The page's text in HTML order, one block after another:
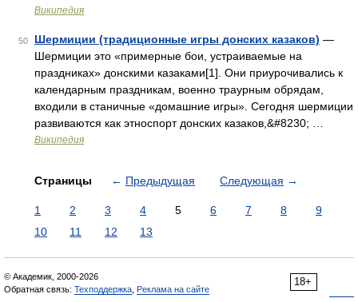
Википедия
50 Шермиции (традиционные игры донских казаков) —
Шермиции это «примерные бои, устраиваемые на
праздниках» донскими казаками[1]. Они приурочивались к
календарным праздникам, военно траурным обрядам,
входили в станичные «домашние игры». Сегодня шермиции
развиваются как этноспорт донских казаков,&#8230; …
Википедия
Страницы ← Предыдущая Следующая →
1 2 3 4 5 6 7 8
9
10
11 12 13
18+
© Академик, 2000-2026
Обратная связь: Техподдержка Реклама на сайте